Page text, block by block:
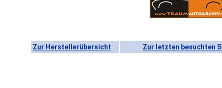
Zur Herstellerübersicht Zur letzten besuchten